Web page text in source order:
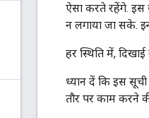
ऐसा करते रहेंगे. इस
न लगाया जा सके.
हर स्थिति में,
ध्यान दें कि इस
तौर पर काम करने